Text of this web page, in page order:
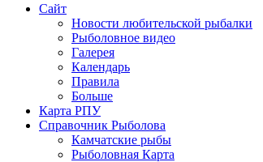
Сайт
Новости любительской рыбалки
Рыболовное видео
Галерея
Календарь
Правила
Больше
Карта РПУ
Справочник Рыболова
Камчатские рыбы
Рыболовная Карта